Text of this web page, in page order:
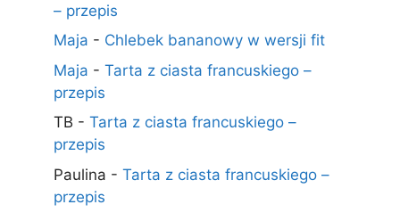
– przepis
Maja - Chlebek bananowy w wersji fit
Maja - Tarta z ciasta francuskiego –
przepis
TB - Tarta z ciasta francuskiego –
przepis
Paulina - Tarta z ciasta francuskiego –
przepis